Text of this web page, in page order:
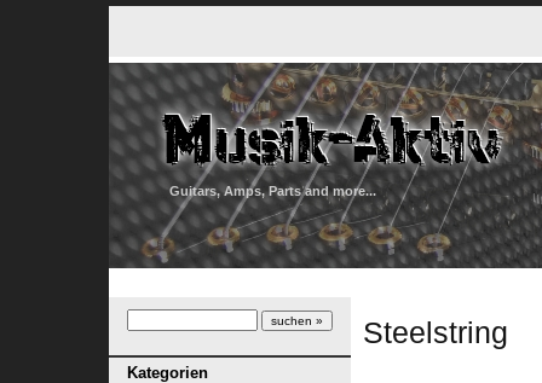
Guitars, Amps, Parts and more...
Kategorien
Steelstring